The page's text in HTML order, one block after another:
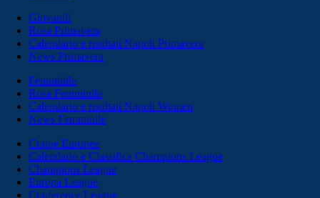
Giovanili
Rosa Primavera
Calendario e risultati Napoli Primavera
News Primavera
Femminile
Rosa Femminile
Calendario e risultati Napoli Women
News Femminile
Coppe Europee
Calendario e Classifica Champions League
Champions League
Europa League
Conference League